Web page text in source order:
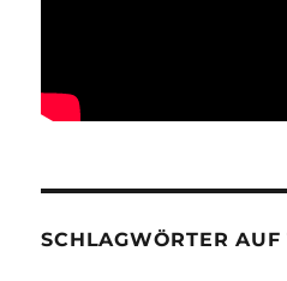
SCHLAGWÖRTER AUF